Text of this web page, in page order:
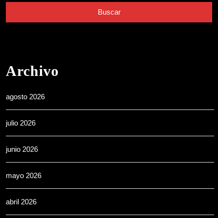
Archivo
agosto 2026
julio 2026
junio 2026
mayo 2026
abril 2026